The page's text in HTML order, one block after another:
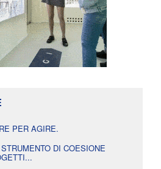
PER AGIRE.
DI COESIONE